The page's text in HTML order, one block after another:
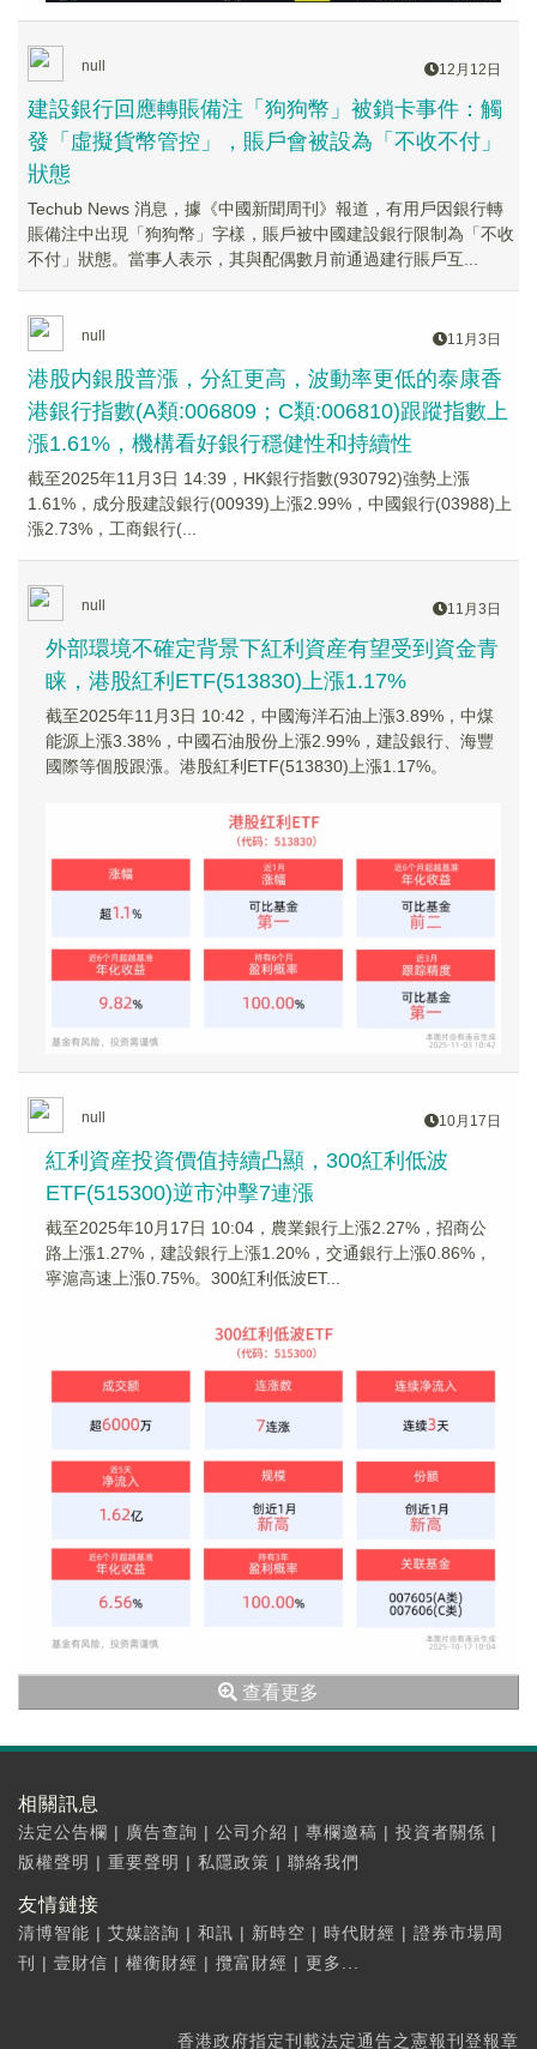
null 12月12日
建設銀行回應轉賬備注「狗狗幣」被鎖卡事件：觸
發「虛擬貨幣管控」，賬戶會被設為「不收不付」
狀態
Techub News 消息，據《中國新聞周刊》報道，有用戶因銀行轉
賬備注中出現「狗狗幣」字樣，賬戶被中國建設銀行限制為「不收
不付」狀態。當事人表示，其與配偶數月前通過建行賬戶互...
null 11月3日
港股内銀股普漲，分紅更高，波動率更低的泰康香
港銀行指數(A類:006809；C類:006810)跟蹤指數上
漲1.61%，機構看好銀行穩健性和持續性
截至2025年11月3日 14:39，HK銀行指數(930792)強勢上漲
1.61%，成分股建設銀行(00939)上漲2.99%，中國銀行(03988)上
漲2.73%，工商銀行(...
null 11月3日
外部環境不確定背景下紅利資産有望受到資金青
睐，港股紅利ETF(513830)上漲1.17%
截至2025年11月3日 10:42，中國海洋石油上漲3.89%，中煤
能源上漲3.38%，中國石油股份上漲2.99%，建設銀行、海豐
國際等個股跟漲。港股紅利ETF(513830)上漲1.17%。
null 10月17日
紅利資産投資價值持續凸顯，300紅利低波
ETF(515300)逆市沖擊7連漲
截至2025年10月17日 10:04，農業銀行上漲2.27%，招商公
路上漲1.27%，建設銀行上漲1.20%，交通銀行上漲0.86%，
寧滬高速上漲0.75%。300紅利低波ET...
查看更多
相關訊息
法定公告欄 | 廣告查詢 | 公司介紹 | 專欄邀稿 | 投資者關係 |
版權聲明 | 重要聲明 | 私隱政策 | 聯絡我們
友情鏈接
清博智能 | 艾媒諮詢 | 和訊 | 新時空 | 時代財經 | 證券市場周
刊
| 壹財信 | 權衡財經 | 攬富財經 | 更多...
香港政府指定刊載法定通告之憲報刊登報章